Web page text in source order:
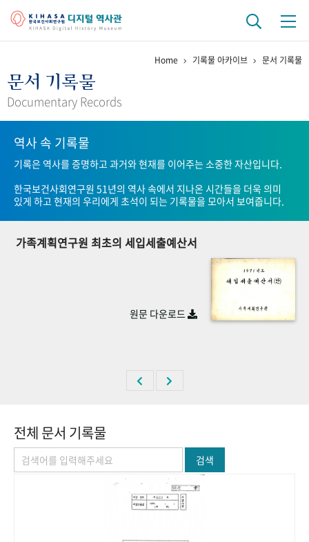
걸어온 길 기관 변천사
연구 역사
정책과 연구 키워드로 보는 연구 역사
연구자들
기록물 아카이브
사진 아카이브 문서 기록물 행정박물
숫자로 보는 50년 50+1주년 광장
Home 기록물 아카이브 문서 기록물
문서 기록물
Documentary Records
역사 속 기록물
기록은 역사를 증명하고 과거와 현재를 이어주는 소중한 자산입니다.
한국보건사회연구원 51년의 역사 속에서 지나온 시간들을 더욱 의미
있게 하고 현재의 우리에게 초석이 되는 기록물을 모아서 보여줍니다.
가족계획연구원 최초의 세입세출예산서
원문 다운로드
전체 문서 기록물
검색